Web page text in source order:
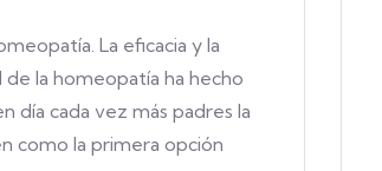
La eficacia y la
de la homeopatía ha hecho
día cada vez más padres la
como la primera opción